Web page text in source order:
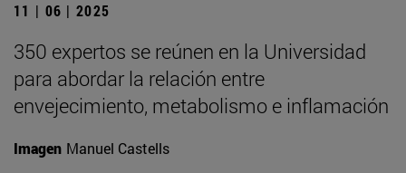
11 | 06 | 2025
350 expertos se reúnen en la Universidad
para abordar la relación entre
envejecimiento, metabolismo e inflamación
Imagen Manuel Castells